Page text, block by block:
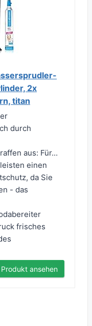
2x
titan
durch
aus: Für...
leisten einen
da Sie
- das
frisches
Produkt ansehen